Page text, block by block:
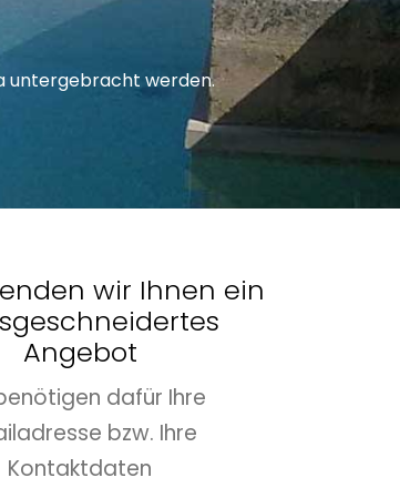
untergebracht werden.
wir Ihnen ein
Angebot
dafür Ihre
bzw. Ihre
Kontaktdaten